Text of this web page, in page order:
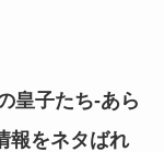
皇子たち-あら
報をネタばれ